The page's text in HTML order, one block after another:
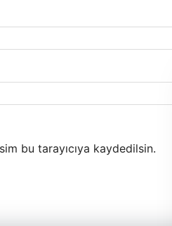
bu tarayıcıya kaydedilsin.